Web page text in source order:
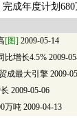
成年度计划
[图] 2009-05-14
比增长4.5% 2009-
成最大引擎 2009-
2009-05-06
万吨 2009-04-13